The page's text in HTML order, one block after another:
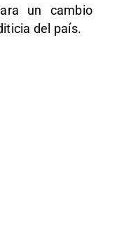
un cambio
del país.